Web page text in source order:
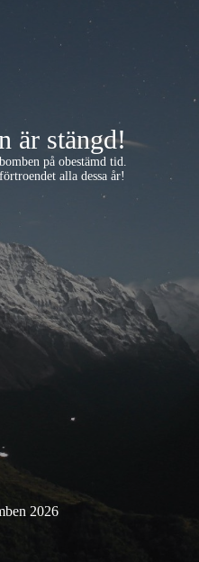
är stängd!
på obestämd tid.
alla dessa år!
2026